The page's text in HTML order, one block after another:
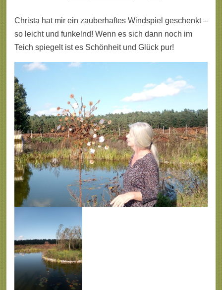
Christa hat mir ein zauberhaftes Windspiel geschenkt –
so leicht und funkelnd! Wenn es sich dann noch im
Teich spiegelt ist es Schönheit und Glück pur!